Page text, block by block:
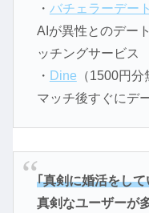
・ バチェラーデート
AIが異性とのデー
ッチングサービス
・ Dine （1500円
マッチ後すぐにデ
｢真剣に婚活をし
真剣なユーザーが